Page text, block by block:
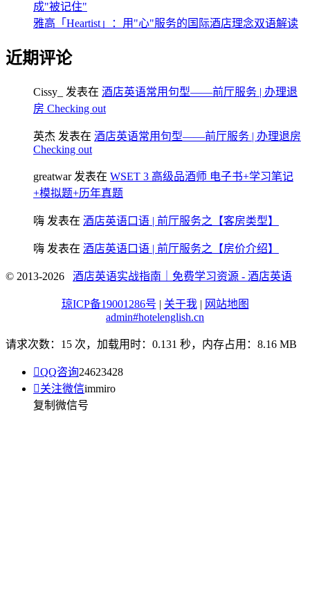
成"被记住"
雅高「Heartist」：用"心"服务的国际酒店理念双语解读
近期评论
Cissy_ 发表在 酒店英语常用句型——前厅服务 | 办理退
房 Checking out
英杰 发表在 酒店英语常用句型——前厅服务 | 办理退房
Checking out
greatwar发表在 WSET 3 高级品酒师 电子书+学习笔记
+模拟题+历年真题
嗨 发表在 酒店英语口语 | 前厅服务之【客房类型】
嗨 发表在 酒店英语口语 | 前厅服务之【房价介绍】
© 2013-2026 酒店英语实战指南｜免费学习资源 - 酒店英语
琼ICP备19001286号 | 关于我 | 网站地图
admin#hotelenglish.cn
请求次数：15 次，加载用时：0.131 秒，内存占用：8.16 MB
QQ咨询24623428
关注微信immiro
复制微信号